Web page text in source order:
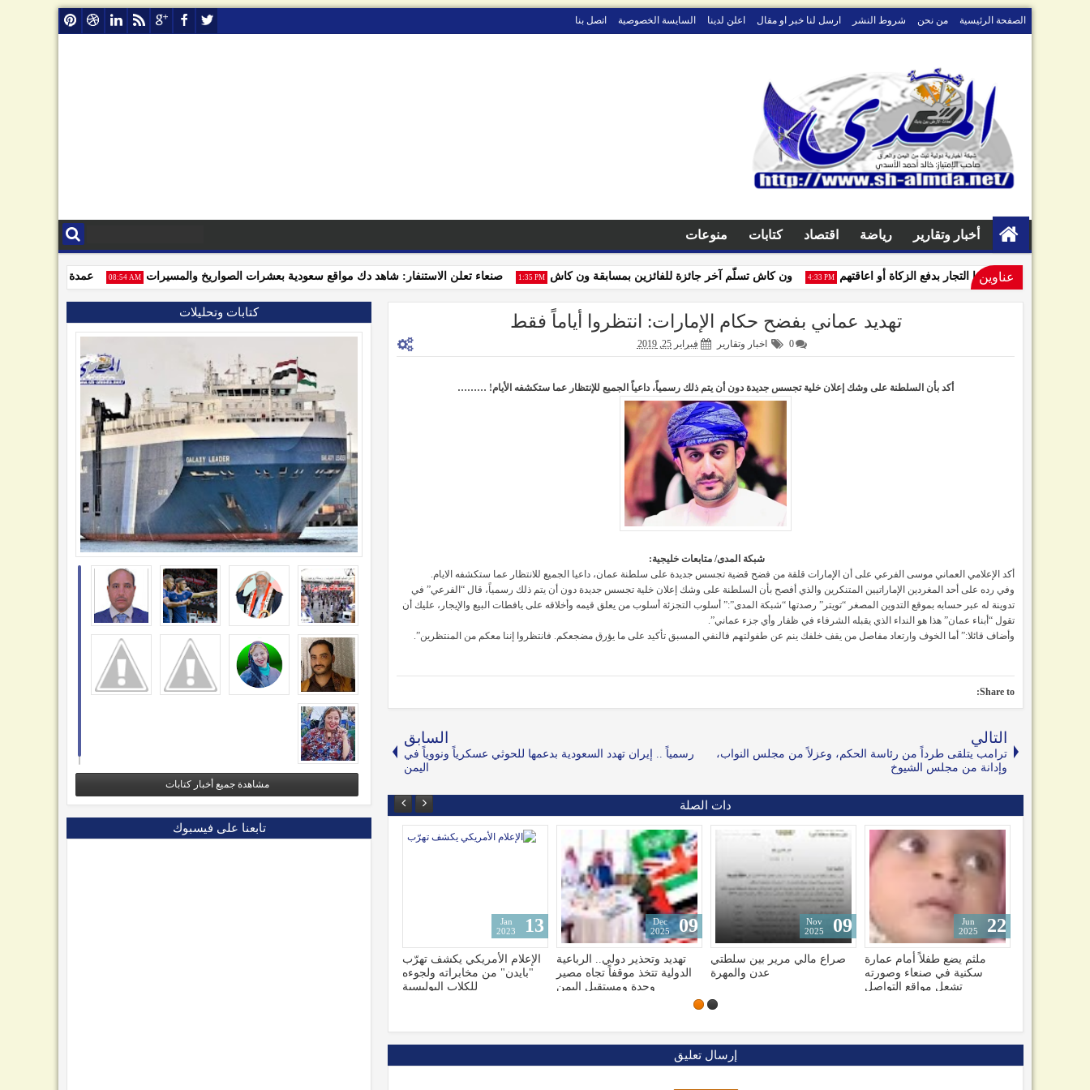
الصفحة الرئيسية من نحن شروط النشر ارسل لنا خبر او مقال اعلن لدينا السايسة الخصوصية اتصل بنا
أخبار وتقارير رياضة اقتصاد كتابات منوعات
عناوين 1:35 PM ون كاش تسلّم آخر جائزة للفائزين بمسابقة ون كاش 08:54 AM صنعاء تعلن الاستنفار: شاهد دك مواقع سعودية بعشرات الصواريخ والمسيرات عمدة نيويورك: اعتقال 4:33 PM الانتصار لقضايا التجار بدفع الزكاة أو اعاقتهم
تهديد عماني بفضح حكام الإمارات: انتظروا أياماً فقط
0 اخبار وتقارير فبراير 25, 2019
أكد بأن السلطنة على وشك إعلان خلية تجسس جديدة دون أن يتم ذلك رسمياً، داعياً الجميع للإنتظار عما ستكشفه الأيام! ………
شبكة المدى/ متابعات خليجية:
أكد الإعلامي العماني موسى الفرعي على أن الإمارات قلقة من فضح قضية تجسس جديدة على سلطنة عمان، داعيا الجميع للانتظار عما ستكشفه الايام.
وفي رده على أحد المغردين الإماراتيين المتنكرين والذي أفصح بأن السلطنة على وشك إعلان خلية تجسس جديدة دون أن يتم ذلك رسمياً، قال “الفرعي” في
تدوينة له عبر حسابه بموقع التدوين المصغر “تويتر” رصدتها “شبكة المدى”:” أسلوب التجزئة أسلوب من يعلق قيمه وأخلاقه على يافطات البيع والإيجار، عليك أن
تقول “أبناء عمان” هذا هو النداء الذي يقبله الشرفاء في ظفار وأي جزء عماني”.
وأضاف قائلا:” أما الخوف وارتعاد مفاصل من يقف خلفك ينم عن طفولتهم فالنفي المسبق تأكيد على ما يؤرق مضجعكم. فانتظروا إننا معكم من المنتظرين”.
Share to:
التالي
ترامب يتلقى طرداً من رئاسة الحكم، وعزلاً من مجلس النواب،
وإدانة من مجلس الشيوخ
السابق
رسمياً .. إيران تهدد السعودية بدعمها للحوثي عسكرياً ونووياً في
اليمن
دات الصلة
الإعلام الأمريكي يكشف تهرّب
"بايدن" من مخابراته ولجوءه
للكلاب البوليسية
13
Jan
2023
تهديد وتحذير دولي.. الرباعية
الدولية تتخذ موقفاً تجاه مصير
وحدة ومستقبل اليمن
09
Dec
2025
صراع مالي مرير بين سلطتي
عدن والمهرة
09
Nov
2025
ملثم يضع طفلاً أمام عمارة
سكنية في صنعاء وصورته
تشعل مواقع التواصل
22
Jun
2025
إرسال تعليق
كتابات وتحليلات
مشاهدة جميع أخبار كتابات
تابعنا على فيسبوك